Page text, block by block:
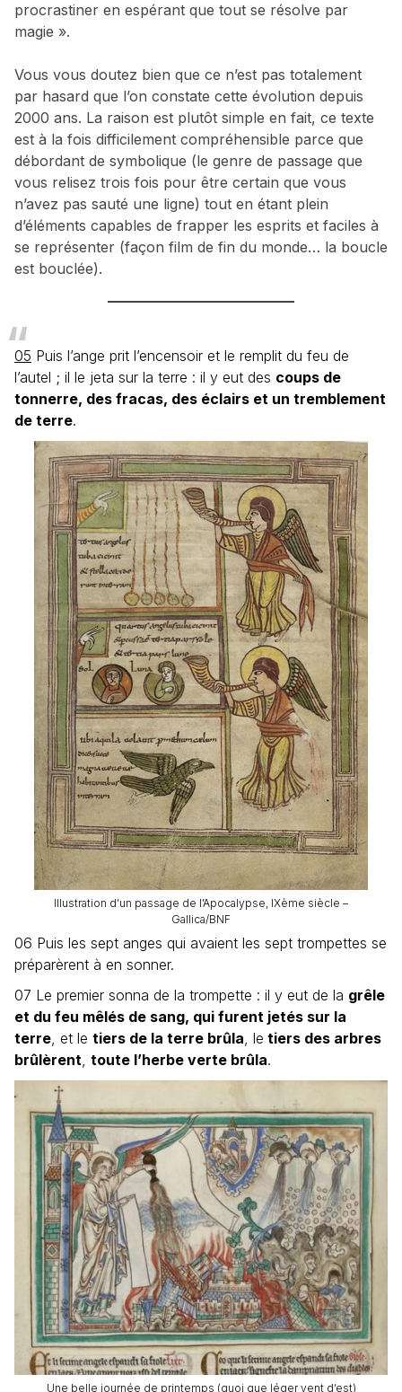
procrastiner en espérant que tout se résolve par
magie ».
Vous vous doutez bien que ce n’est pas totalement
par hasard que l’on constate cette évolution depuis
2000 ans. La raison est plutôt simple en fait, ce texte
est à la fois difficilement compréhensible parce que
débordant de symbolique (le genre de passage que
vous relisez trois fois pour être certain que vous
n’avez pas sauté une ligne) tout en étant plein
d’éléments capables de frapper les esprits et faciles à
se représenter (façon film de fin du monde… la boucle
est bouclée).
05 Puis l’ange prit l’encensoir et le remplit du feu de
l’autel ; il le jeta sur la terre : il y eut des coups de
tonnerre, des fracas, des éclairs et un tremblement
de terre.
Illustration d’un passage de l’Apocalypse, IXème siècle –
Gallica/BNF
06 Puis les sept anges qui avaient les sept trompettes se
préparèrent à en sonner.
07 Le premier sonna de la trompette : il y eut de la grêle
et du feu mêlés de sang, qui furent jetés sur la
terre, et le tiers de la terre brûla, le tiers des arbres
brûlèrent, toute l’herbe verte brûla.
Une belle journée de printemps (quoi que léger vent d’est)